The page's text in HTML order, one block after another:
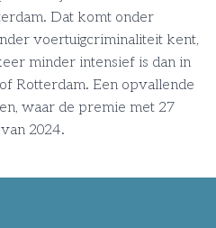
Dat komt onder
voertuigcriminaliteit kent,
minder intensief is dan in
Rotterdam. Een opvallende
waar de premie met 27
2024.